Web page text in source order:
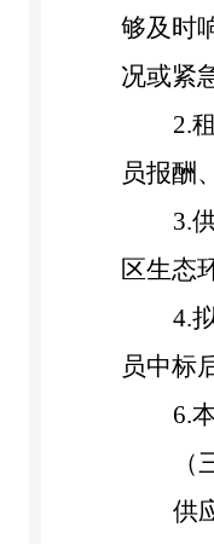
够及时
况或紧
2.
员报酬、
3.
区生态
4.
员中标
6.
（
供